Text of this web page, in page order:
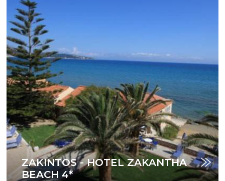
ZAKINTOS - HOTEL ZAKANTHA
BEACH 4*